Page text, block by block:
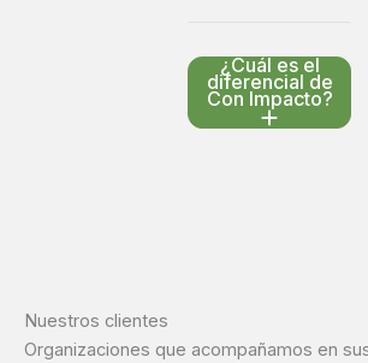
¿Cuál es el
diferencial de
Con Impacto?
Nuestros clientes
Organizaciones que acompañamos en